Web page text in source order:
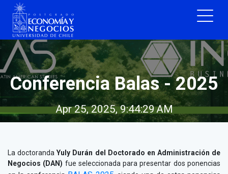
Conferencia Balas - 2025
Apr 25, 2025, 9:44:29 AM
La doctoranda Yuly Durán del Doctorado en Administración de
Negocios (DAN) fue seleccionada para presentar dos ponencias